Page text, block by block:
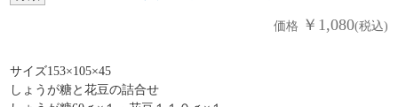
価格 ￥1,080(税込)
サイズ153×105×45
しょうが糖と花豆の詰合せ